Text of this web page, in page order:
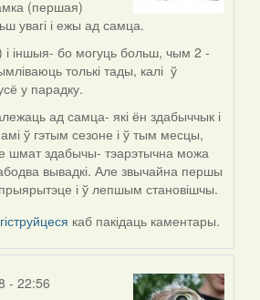
(першая)
увагі і ежы ад самца.
і іншыя- бо могуць больш, чым 2 -
толькі тады, калі ў
у парадку.
ад самца- які ён здабыччык і
ў гэтым сезоне і ў тым месцы,
шмат здабычы- тэарэтычна можа
вывадкі. Але звычайна першы
і ў лепшым становішчы.
каб пакідаць каментары.
- 22:56